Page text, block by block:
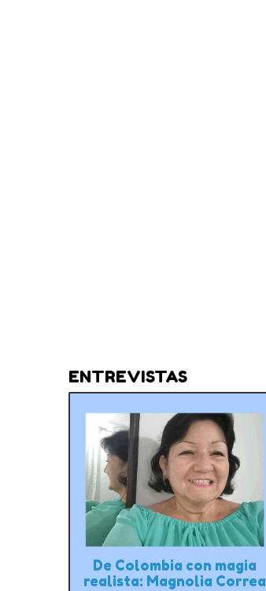
ENTREVISTAS
De Colombia con magia
realista: Magnolia Correa